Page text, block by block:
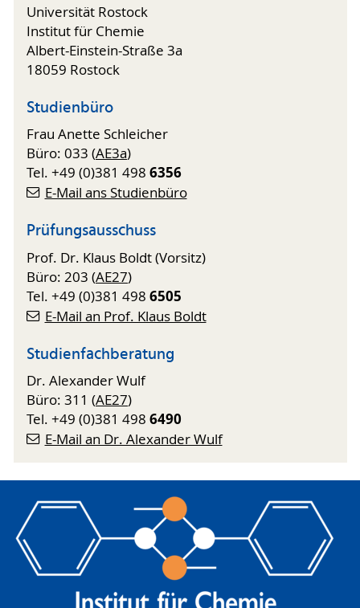
Universität Rostock
Institut für Chemie
Albert-Einstein-Straße 3a
18059 Rostock
Studienbüro
Frau Anette Schleicher
Büro: 033 (AE3a)
Tel. +49 (0)381 498 6356
E-Mail ans Studienbüro
Prüfungsausschuss
Prof. Dr. Klaus Boldt (Vorsitz)
Büro: 203 (AE27)
Tel. +49 (0)381 498 6505
E-Mail an Prof. Klaus Boldt
Studienfachberatung
Dr. Alexander Wulf
Büro: 311 (AE27)
Tel. +49 (0)381 498 6490
E-Mail an Dr. Alexander Wulf